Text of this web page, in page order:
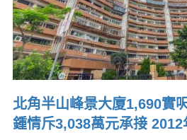
北角半山峰景大廈1,690實
鍾情斥3,038萬元承接